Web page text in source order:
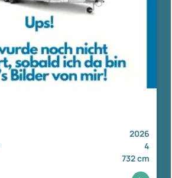
2026
4
732 cm